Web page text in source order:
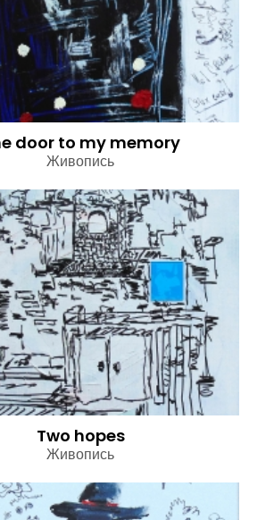
door to my memory
Живопись
Two hopes
Живопись